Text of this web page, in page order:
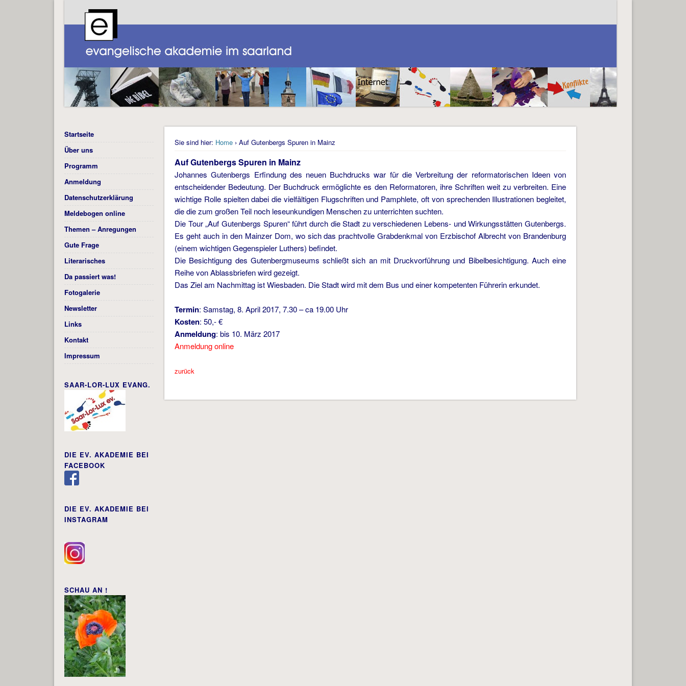
Sie sind hier: Home › Auf Gutenbergs Spuren in Mainz
Auf Gutenbergs Spuren in Mainz
Johannes Gutenbergs Erfindung des neuen Buchdrucks war für die Verbreitung der reformatorischen Ideen von
entscheidender Bedeutung. Der Buchdruck ermöglichte es den Reformatoren, ihre Schriften weit zu verbreiten. Eine
wichtige Rolle spielten dabei die vielfältigen Flugschriften und Pamphlete, oft von sprechenden Illustrationen begleitet,
die die zum großen Teil noch leseunkundigen Menschen zu unterrichten suchten.
Die Tour „Auf Gutenbergs Spuren“ führt durch die Stadt zu verschiedenen Lebens- und Wirkungsstätten Gutenbergs.
Es geht auch in den Mainzer Dom, wo sich das prachtvolle Grabdenkmal von Erzbischof Albrecht von Brandenburg
(einem wichtigen Gegenspieler Luthers) befindet.
Die Besichtigung des Gutenbergmuseums schließt sich an mit Druckvorführung und Bibelbesichtigung. Auch eine
Reihe von Ablassbriefen wird gezeigt.
Das Ziel am Nachmittag ist Wiesbaden. Die Stadt wird mit dem Bus und einer kompetenten Führerin erkundet.
Termin: Samstag, 8. April 2017, 7.30 – ca 19.00 Uhr
Kosten: 50,- €
Anmeldung: bis 10. März 2017
Anmeldung online
zurück
Startseite
Über uns
Programm
Anmeldung
Datenschutzerklärung
Meldebogen online
Themen – Anregungen
Gute Frage
Literarisches
Da passiert was!
Fotogalerie
Newsletter
Links
Kontakt
Impressum
SAAR-LOR-LUX EVANG.
DIE EV. AKADEMIE BEI
FACEBOOK
DIE EV. AKADEMIE BEI
INSTAGRAM
SCHAU AN !